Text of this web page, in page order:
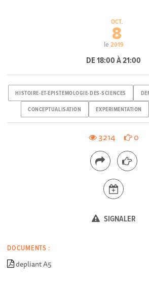
le
OCT.
8
2019
DE 18:00 À 21:00
HISTOIRE-ET-EPISTEMOLOGIE-DES-SCIENCES
CONCEPTUALISATION EXPERIMENTATION
3214 0
SIGNALER
DOCUMENTS :
depliant A5